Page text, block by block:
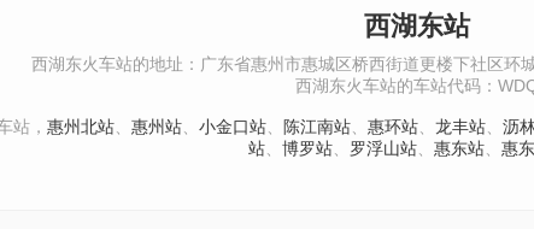
西湖东站
西湖东火车站的地址：广东省惠州市惠城区桥西街道更楼下社区环
西湖东火车站的车站代码：
站， 惠州北站 惠州站 小金口站 陈江南站 惠环站 龙丰站 沥
站
博罗站 罗浮山站 惠东站 惠